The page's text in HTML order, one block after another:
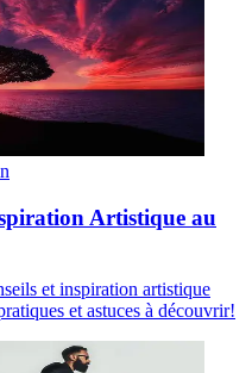
Artistique au
et inspiration artistique
et astuces à découvrir!